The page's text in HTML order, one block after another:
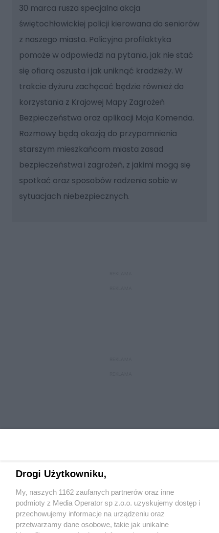
30 marca rusza specjalna akcja
świętochłowickiej policji kierowana do seniorów
z naszego miasta. Policyjna profilaktyka
pomoże w odpowiedzi na pytania, jak nie stać
się ofiarą oszusta i jak uniknąć kradzieży. W
trakcie dyżuru zachęcać będzie również do
korzystania z Krajowej Mapy Zagrożeń
Bezpieczeństwa oraz aplikacji Moja Komenda.
Rozmowy będą okazją do przypomnienia
starszym mieszkańcom miasta zasad
bezpieczeństwa i zagrożeń, z jakimi mogą się
spotkać oraz sposobów radzenia sobie w
sytuacjach niebezpiecznych.
Wydawca mediówlokalnych
Drogi Użytkowniku,
My, naszych 1162 zaufanych partnerów oraz inne
podmioty z Media Operator sp z.o.o. uzyskujemy dostęp i
przechowujemy informacje na urządzeniu oraz
przetwarzamy dane osobowe, takie jak unikalne